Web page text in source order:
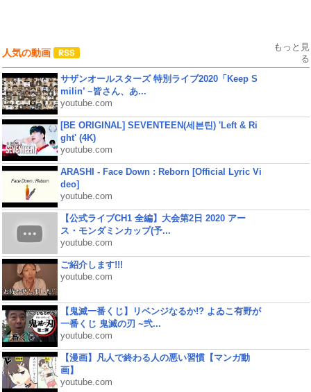
人気の動画
もっと見
る
サザンオールスターズ 特別ライブ2020「Keep S
milin’ ~皆さん、あ...
youtube.com
[BE ORIGINAL] SEVENTEEN(세븐틴) 'Left & Ri
ght' (4K)
youtube.com
ARASHI - Face Down : Reborn [Official Lyric Vi
deo]
youtube.com
【公式ライブCH1 全編】大会第2日 2020 アー
ス・モンダミンカップ(予...
youtube.com
ご紹介します!!!
youtube.com
【鬼滅一番くじ】リベンジなるか!? よゐこ有野が
一番くじ 鬼滅の刃 ~弐...
youtube.com
【漫画】凡人で終わる人の悪い習慣【マンガ動
画】
youtube.com